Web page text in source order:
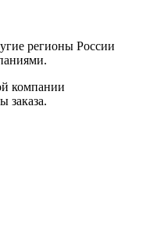
регионы России
компании